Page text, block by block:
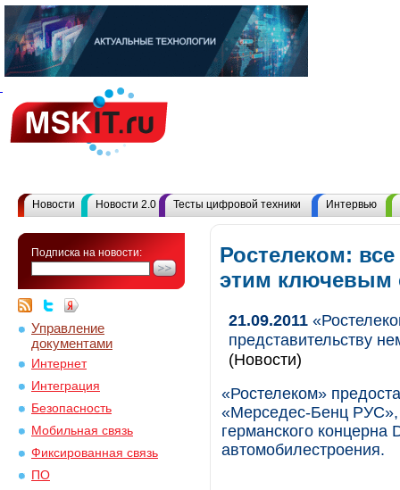
Новости Новости 2.0 Тесты цифровой техники Интервью
Подписка на новости:
Управление
документами
Интернет
Интеграция
Безопасность
Мобильная связь
Фиксированная связь
ПО
Ростелеком:
этим ключевым
21.09.2011
представительству
(Новости)
«Ростелеком»
«Мерседес-Бенц РУС»,
германского концерна
автомобилестроения.